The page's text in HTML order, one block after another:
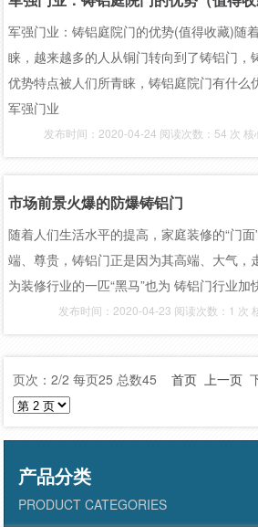
军强门业：铸铝庭院门的优势(值得收藏)随
睐，越来越多的人从铜门转向到了铸铝门，
优势特点被人们所青睐，铸铝庭院门有什么
军强门业
发布时间：2020-04-24 阅读次数：54 次
市场前景火爆的防爆铸铝门
随着人们生活水平的提高，家庭装修的“门
端、尊贵，铸铝门正是因为其高端、大气，
为装修行业的一匹“黑马”也为 铸铝门行业加
发布时间：2020-04-23 阅读次数：1 次
页次：2/2 每页25 总数45首页 上一页
产品分类
PRODUCT CATEGORIES